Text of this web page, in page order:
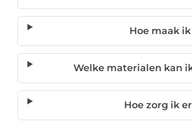
Hoe maak
Welke materialen kan
Hoe zorg ik